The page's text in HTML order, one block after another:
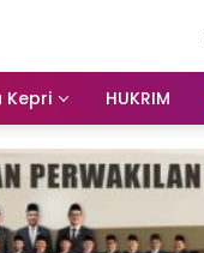
Kepri HUKRIM